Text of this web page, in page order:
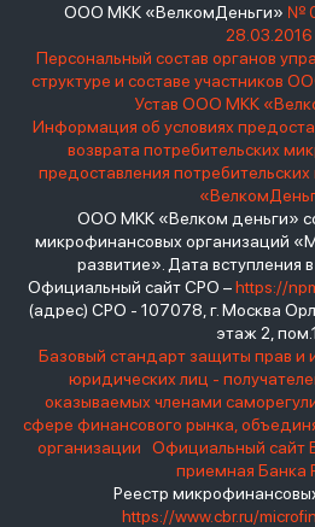
ООО МКК «ВелкомДеньги» №
28.03.2016
Персональный состав органов
структуре и составе участников
Устав ООО МКК
Информация об условиях
возврата потребительских
предоставления
ООО МКК «Велком деньги»
микрофинансовых организаций
развитие». Дата вступления
Официальный сайт СРО –https://
(адрес) СРО - 107078, г. Москва
этаж 2,
Базовый стандарт защиты прав и
юридических лиц -
оказываемых членами
сфере финансового рынка,
организации
Официальный сайт
приемная Банка
Реестр
https://www.cbr.ru/